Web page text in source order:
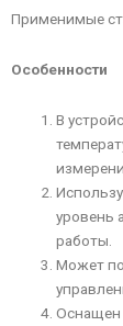
Применимые
Особенности
В
уровень
работы.
Может
Оснащен